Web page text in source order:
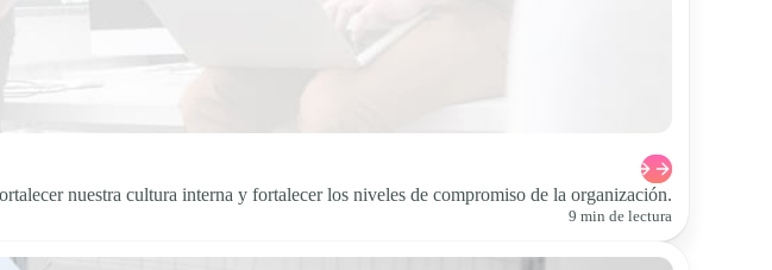
nuestra cultura interna y fortalecer los niveles de compromiso de la organización.
9 min de lectura